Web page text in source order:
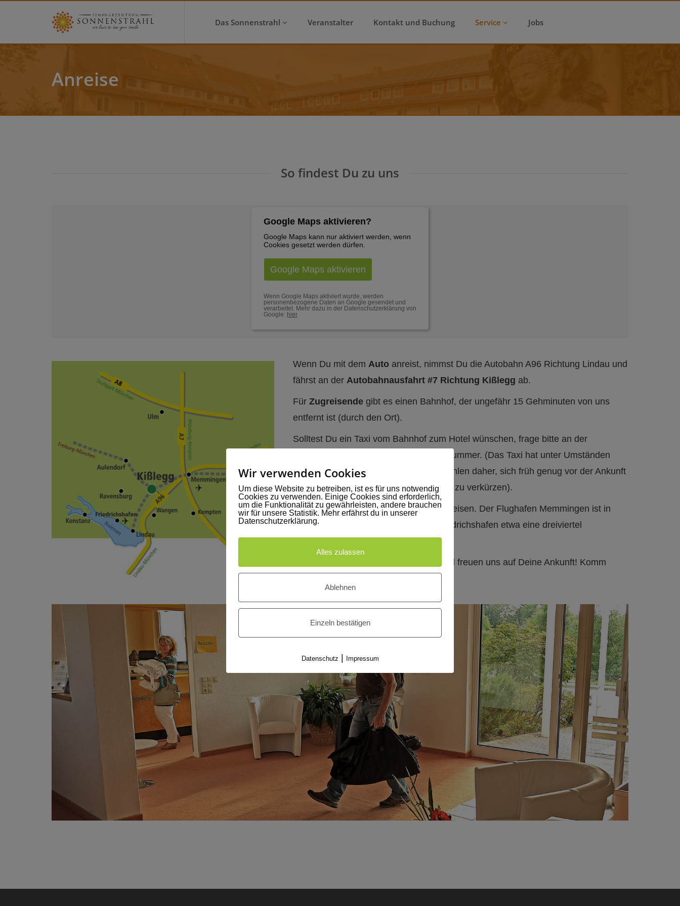
Das Sonnenstrahl Veranstalter Kontakt und Buchung Service Jobs
Anreise
So findest Du zu uns
Google Maps aktivieren?
Google Maps kann nur aktiviert werden, wenn
Cookies gesetzt werden dürfen.
Google Maps aktivieren
Wenn Google Maps aktiviert wurde, werden
personenbezogene Daten an Google gesendet und
verarbeitet. Mehr dazu in der Datenschutzerklärung von
Google: hier
Wenn Du mit dem Auto anreist, nimmst Du die Autobahn A96 Richtung Lindau und
fährst an der Autobahnausfahrt #7 Richtung Kißlegg ab.
Für Zugreisende gibt es einen Bahnhof, der ungefähr 15 Gehminuten von uns
entfernt ist (durch den Ort).
Solltest Du ein Taxi vom Bahnhof zum Hotel wünschen, frage bitte an der
Rezeption nach der aktuellen Taxi-Rufnummer. (Das Taxi hat unter Umständen
einen längeren Anfahrtsweg. Wir empfehlen daher, sich früh genug vor der Ankunft
anzumelden, um Wartezeit am Bahnhof zu verkürzen).
Du kannst sogar mit demFlugzeuganreisen. Der Flughafen Memmingen ist in
etwa eine halbe und der Flughafen Friedrichshafen etwa eine dreiviertel
Wir wünschen Dir eine gute Anreise und freuen uns auf Deine Ankunft! Komm
Wir verwenden Cookies
Um diese Website zu betreiben, ist es für uns notwendig
Cookies zu verwenden. Einige Cookies sind erforderlich,
um die Funktionalität zu gewährleisten, andere brauchen
wir für unsere Statistik. Mehr erfährst du in unserer
Datenschutzerklärung.
Alles zulassen
Ablehnen
Einzeln bestätigen
Datenschutz | Impressum